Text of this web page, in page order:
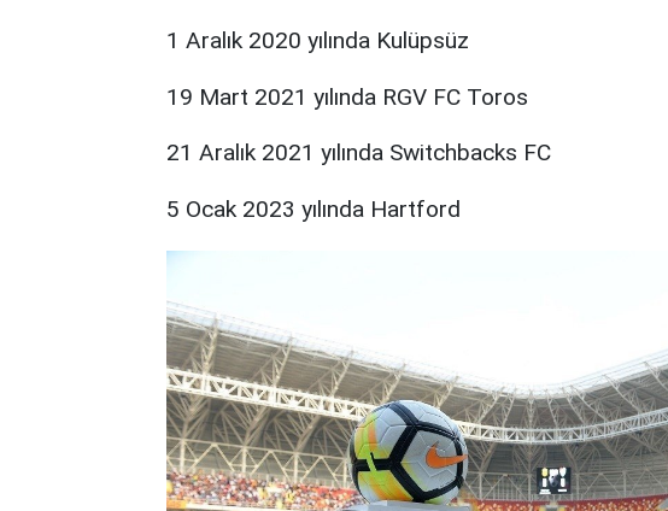
1 Aralık 2020 yılında Kulüpsüz
19 Mart 2021 yılında RGV FC Toros
21 Aralık 2021 yılında Switchbacks FC
5 Ocak 2023 yılında Hartford